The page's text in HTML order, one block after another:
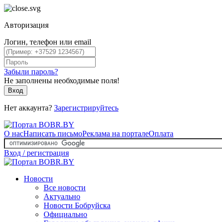
Авторизация
Логин, телефон или email
Забыли пароль?
Не заполнены необходимые поля!
Вход
Нет аккаунта? Зарегистрируйтесь
О насНаписать письмоРеклама на порталеОплата
Вход / регистрация
Новости
Все новости
Актуально
Новости Бобруйска
Официально